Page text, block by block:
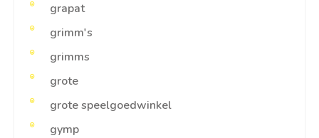
grapat
grimm's
grimms
grote
grote speelgoedwinkel
gymp